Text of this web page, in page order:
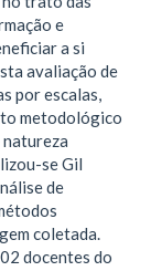
e
a si
avaliação de
por escalas,
metodológico
se Gil
de
coletada.
docentes do